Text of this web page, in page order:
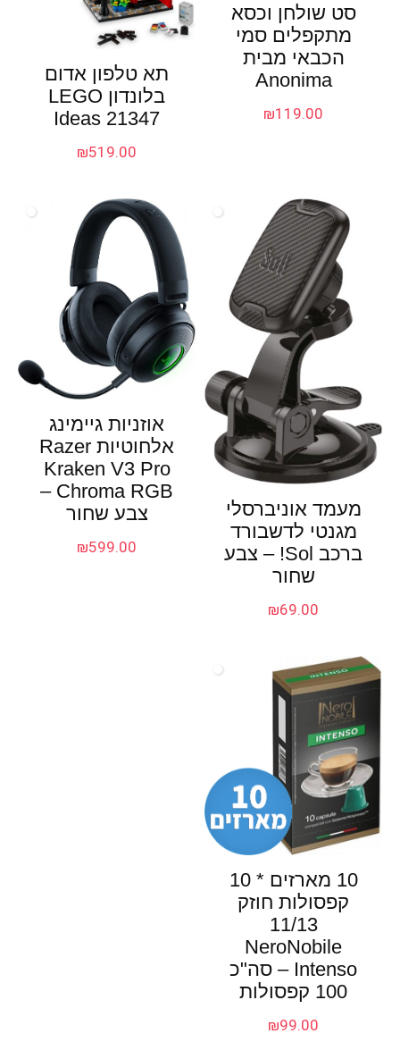
סט שולחן וכסא
מתקפלים סמי
הכבאי מבית
Anonima
₪119.00
תא טלפון אדום
בלונדון LEGO
Ideas 21347
₪519.00
מעמד אוניברסלי
מגנטי לדשבורד
ברכב Sol! – צבע
שחור
₪69.00
אוזניות גיימינג
אלחוטיות Razer
Kraken V3 Pro
Chroma RGB –
צבע שחור
₪599.00
10 מארזים * 10
קפסולות חוזק
11/13
NeroNobile
Intenso – סה"כ
100 קפסולות
₪99.00